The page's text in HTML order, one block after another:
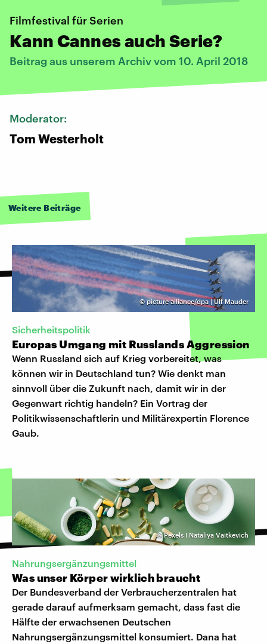
Filmfestival für Serien
Kann Cannes auch Serie?
Beitrag aus unserem Archiv vom 10. April 2018
Moderator:
Tom Westerholt
Weitere Beiträge
©picture alliance/dpa | Ulf Mauder
Sicherheitspolitik
Europas Umgang mit Russlands Aggression
Wenn Russland sich auf Krieg vorbereitet, was
können wir in Deutschland tun? Wie denkt man
sinnvoll über die Zukunft nach, damit wir in der
Gegenwart richtig handeln? Ein Vortrag der
Politikwissenschaftlerin und Militärexpertin Florence
Gaub.
©Pexels I Nataliya Vaitkevich
Nahrungsergänzungsmittel
Was unser Körper wirklich braucht
Der Bundesverband der Verbraucherzentralen hat
gerade darauf aufmerksam gemacht, dass fast die
Hälfte der erwachsenen Deutschen
Nahrungsergänzungsmittel konsumiert. Dana hat